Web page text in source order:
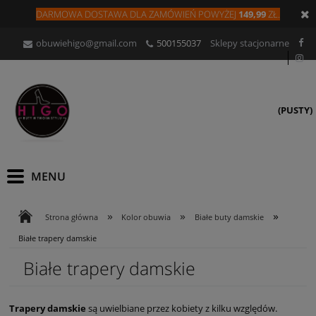
DARMOWA DOSTAWA DLAZAMÓWIEŃ POWYŻEJ 149,99ZŁ.
obuwiehigo@gmail.com 500155037 Sklepy stacjonarne
(PUSTY)
Strona główna » Kolor obuwia » Białe buty damskie »
Białe trapery damskie
Białe trapery damskie
Trapery damskie są uwielbiane przez kobiety z kilku względów.